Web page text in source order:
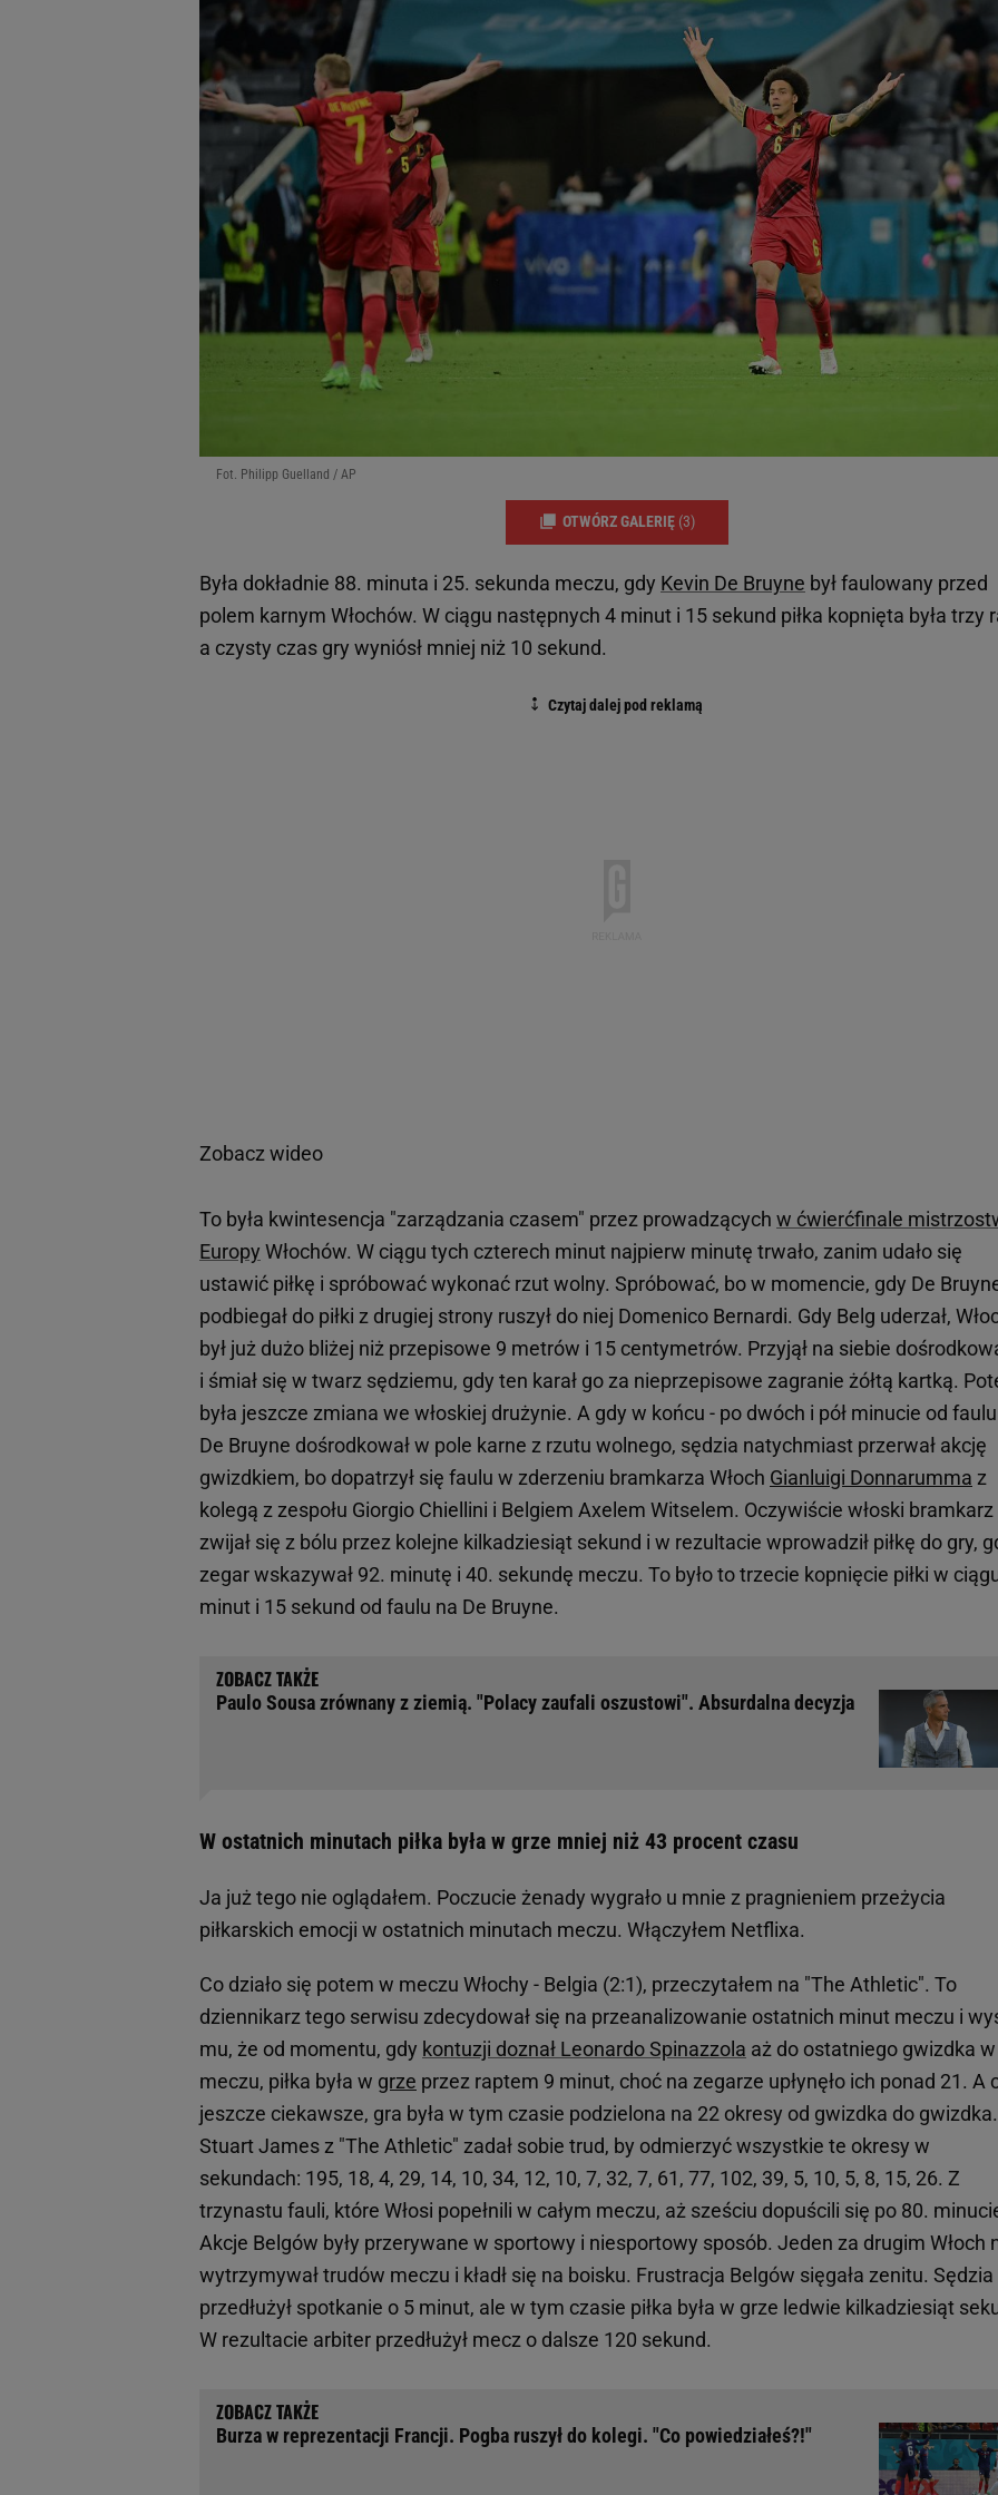
Fot. Philipp Guelland / AP
OTWÓRZ GALERIĘ (3)
Była dokładnie 88. minuta i 25. sekunda meczu, gdy Kevin De Bruyne był faulowany przed
polem karnym Włochów. W ciągu następnych 4 minut i 15 sekund piłka kopnięta była trzy
a czysty czas gry wyniósł mniej niż 10 sekund.
Zobacz wideo
To była kwintesencja "zarządzania czasem" przez prowadzących w ćwierćfinale
Europy Włochów. W ciągu tych czterech minut najpierw minutę trwało, zanim udało się
ustawić piłkę i spróbować wykonać rzut wolny. Spróbować, bo w momencie, gdy De
podbiegał do piłki z drugiej strony ruszył do niej Domenico Bernardi. Gdy Belg uderzał,
był już dużo bliżej niż przepisowe 9 metrów i 15 centymetrów. Przyjął na siebie
i śmiał się w twarz sędziemu, gdy ten karał go za nieprzepisowe zagranie żółtą kartką.
była jeszcze zmiana we włoskiej drużynie. A gdy w końcu - po dwóch i pół minucie od
De Bruyne dośrodkował w pole karne z rzutu wolnego, sędzia natychmiast przerwał akcję
gwizdkiem, bo dopatrzył się faulu w zderzeniu bramkarza Włoch Gianluigi Donnarumma z
kolegą z zespołu Giorgio Chiellini i Belgiem Axelem Witselem. Oczywiście włoski bramkarz
zwijał się z bólu przez kolejne kilkadziesiąt sekund i w rezultacie wprowadził piłkę do gry,
zegar wskazywał 92. minutę i 40. sekundę meczu. To było to trzecie kopnięcie piłki w
minut i 15 sekund od faulu na De Bruyne.
Paulo Sousa zrównany z ziemią. "Polacy zaufali oszustowi". Absurdalna decyzja
W ostatnich minutach piłka była w grze mniej niż 43 procent czasu
Ja już tego nie oglądałem. Poczucie żenady wygrało u mnie z pragnieniem przeżycia
piłkarskich emocji w ostatnich minutach meczu. Włączyłem Netflixa.
Co działo się potem w meczu Włochy - Belgia (2:1), przeczytałem na "The Athletic". To
dziennikarz tego serwisu zdecydował się na przeanalizowanie ostatnich minut meczu i
mu, że od momentu, gdy kontuzji doznał Leonardo Spinazzola aż do ostatniego gwizdka
meczu, piłka była w grze przez raptem 9 minut, choć na zegarze upłynęło ich ponad 21. A
jeszcze ciekawsze, gra była w tym czasie podzielona na 22 okresy od gwizdka do gwizdka.
Stuart James z "The Athletic" zadał sobie trud, by odmierzyć wszystkie te okresy w
sekundach: 195, 18, 4, 29, 14, 10, 34, 12, 10, 7, 32, 7, 61, 77, 102, 39, 5, 10, 5, 8, 15, 26. Z
trzynastu fauli, które Włosi popełnili w całym meczu, aż sześciu dopuścili się po 80.
Akcje Belgów były przerywane w sportowy i niesportowy sposób. Jeden za drugim Włoch
wytrzymywał trudów meczu i kładł się na boisku. Frustracja Belgów sięgała zenitu. Sędzia
przedłużył spotkanie o 5 minut, ale w tym czasie piłka była w grze ledwie kilkadziesiąt
W rezultacie arbiter przedłużył mecz o dalsze 120 sekund.
Burza w reprezentacji Francji. Pogba ruszył do kolegi. "Co powiedziałeś?!"